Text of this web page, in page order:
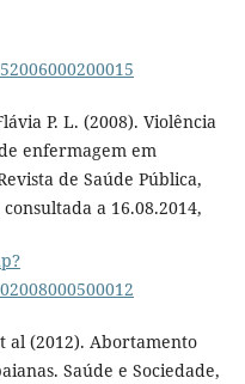
P. L. (2008). Violência
enfermagem em
de Saúde Pública,
a 16.08.2014,
al (2012). Abortamento
Saúde e Sociedade,